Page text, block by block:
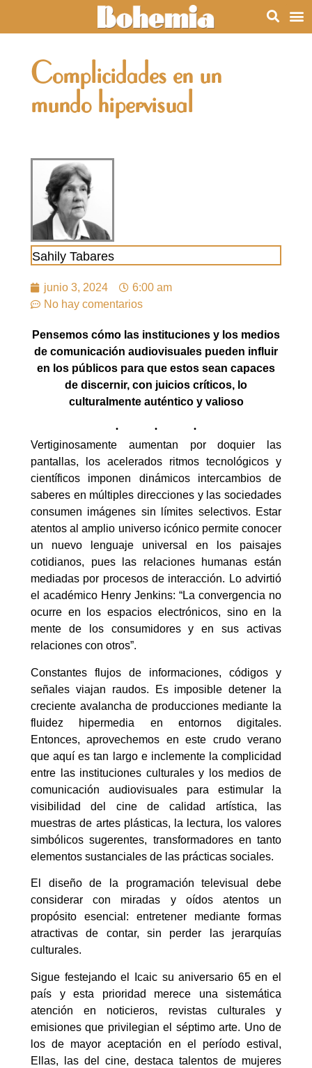
Complicidades en un
mundo hipervisual
Sahily Tabares
junio 3, 2024
6:00 am
No hay comentarios
Pensemos cómo las instituciones y los medios
de comunicación audiovisuales pueden influir
en los públicos para que estos sean capaces
de discernir, con juicios críticos, lo
culturalmente auténtico y valioso
Vertiginosamente aumentan por doquier las
pantallas, los acelerados ritmos tecnológicos y
científicos imponen dinámicos intercambios de
saberes en múltiples direcciones y las sociedades
consumen imágenes sin límites selectivos. Estar
atentos al amplio universo icónico permite conocer
un nuevo lenguaje universal en los paisajes
cotidianos, pues las relaciones humanas están
mediadas por procesos de interacción. Lo advirtió
el académico Henry Jenkins: “La convergencia no
ocurre en los espacios electrónicos, sino en la
mente de los consumidores y en sus activas
relaciones con otros”.
Constantes flujos de informaciones, códigos y
señales viajan raudos. Es imposible detener la
creciente avalancha de producciones mediante la
fluidez hipermedia en entornos digitales.
Entonces, aprovechemos en este crudo verano
que aquí es tan largo e inclemente la complicidad
entre las instituciones culturales y los medios de
comunicación audiovisuales para estimular la
visibilidad del cine de calidad artística, las
muestras de artes plásticas, la lectura, los valores
simbólicos sugerentes, transformadores en tanto
elementos sustanciales de las prácticas sociales.
El diseño de la programación televisual debe
considerar con miradas y oídos atentos un
propósito esencial: entretener mediante formas
atractivas de contar, sin perder las jerarquías
culturales.
Sigue festejando el Icaic su aniversario 65 en el
país y esta prioridad merece una sistemática
atención en noticieros, revistas culturales y
emisiones que privilegian el séptimo arte. Uno de
los de mayor aceptación en el período estival,
Ellas, las del cine, destaca talentos de mujeres